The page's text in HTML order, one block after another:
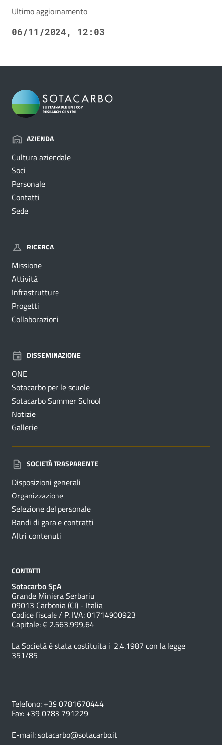
Ultimo aggiornamento
06/11/2024, 12:03
AZIENDA
Cultura aziendale
Soci
Personale
Contatti
Sede
RICERCA
Missione
Attività
Infrastrutture
Progetti
Collaborazioni
DISSEMINAZIONE
ONE
Sotacarbo per le scuole
Sotacarbo Summer School
Notizie
Gallerie
SOCIETÀ TRASPARENTE
Disposizioni generali
Organizzazione
Selezione del personale
Bandi di gara e contratti
Altri contenuti
CONTATTI
Sotacarbo SpA
Grande Miniera Serbariu
09013 Carbonia (CI) - Italia
Codice fiscale / P. IVA: 01714900923
Capitale: € 2.663.999,64
La Società è stata costituita il 2.4.1987 con la legge
351/85
Telefono: +39 0781670444
Fax: +39 0783 791229
E-mail:sotacarbo@sotacarbo.it